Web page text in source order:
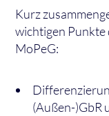
Kurz
wichtigen Punkte
MoPeG:
(Außen-)GbR